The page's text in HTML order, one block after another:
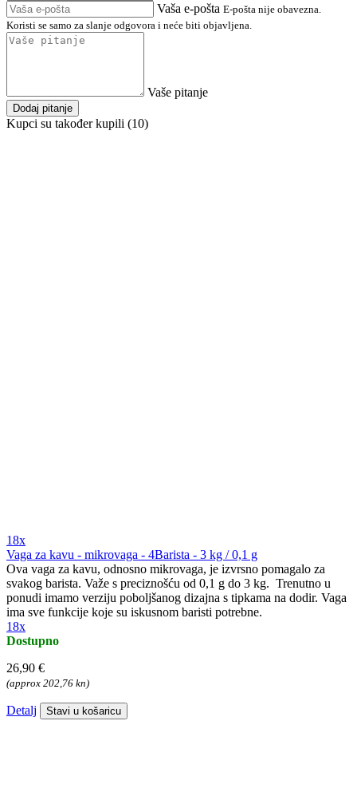
Vaša e-pošta E-pošta nije obavezna.
Koristi se samo za slanje odgovora i neće biti objavljena.
Vaše pitanje
Dodaj pitanje
Kupci su također kupili (10)
18x
Vaga za kavu - mikrovaga - 4Barista - 3 kg / 0,1 g
Ova vaga za kavu, odnosno mikrovaga, je izvrsno pomagalo za
svakog barista. Važe s preciznošću od 0,1 g do 3 kg. Trenutno u
ponudi imamo verziju poboljšanog dizajna s tipkama na dodir. Vaga
ima sve funkcije koje su iskusnom baristi potrebne.
18x
Dostupno
26,90 €
(approx 202,76 kn)
Detalj Stavi u košaricu